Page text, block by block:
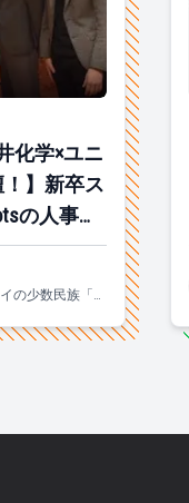
学×ユニリーバの人
化学×ユニ
】新卒ス
の人事ミ
催されま
の少数民族「カ
ものは、お酒と